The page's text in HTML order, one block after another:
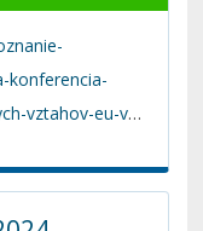
konferencia-
vztahov-eu-v-